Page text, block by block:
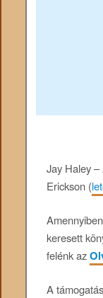
Jay Haley
Erickson (
keresett
felénk az
A